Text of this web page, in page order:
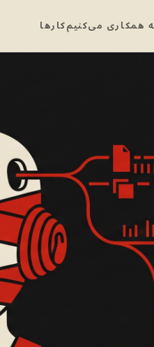
کارهاهمکاری می‌کنیم